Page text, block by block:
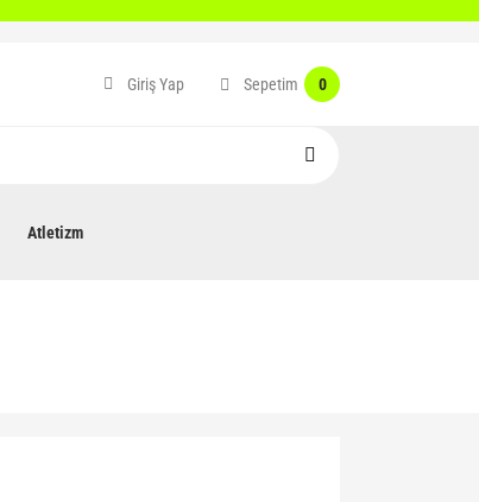
Giriş Yap Sepetim 0
Atletizm